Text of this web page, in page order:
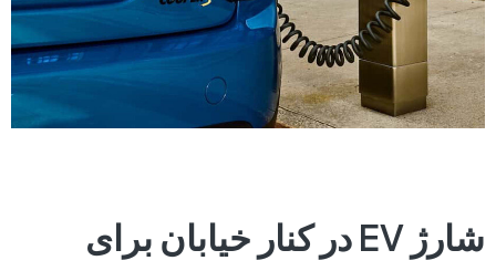
شارژ EV در کنار خیابان برای